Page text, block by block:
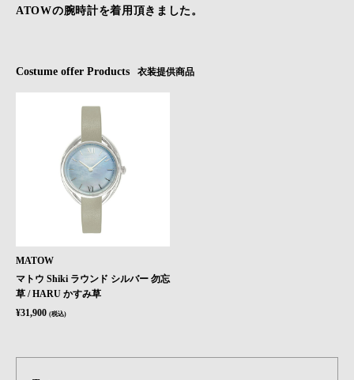
ATOWの腕時計を着用頂きました。
Costume offer Products 衣装提供商品
MATOW
マトウ Shiki ラウンド シルバー 勿忘
草 / HARU かすみ草
¥31,900 (税込)